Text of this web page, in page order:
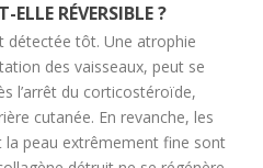
ELLE RÉVERSIBLE ?
détectée tôt. Une atrophie
des vaisseaux, peut se
l’arrêt du corticostéroïde,
cutanée. En revanche, les
la peau extrêmement fine sont